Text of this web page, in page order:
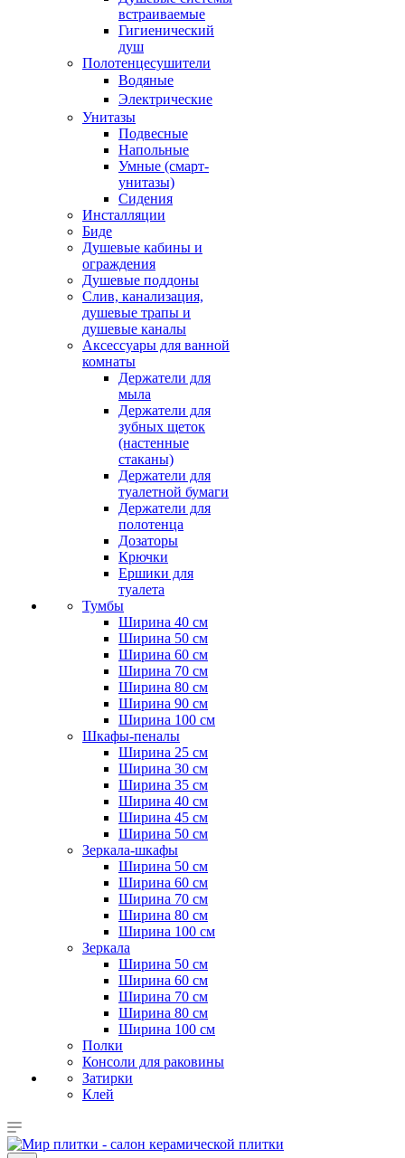
встраиваемые
Гигиенический
душ
Полотенцесушители
ㅤВодяные
ㅤЭлектрические
Унитазы
Подвесные
Напольные
Умные (смарт-
унитазы)
Сидения
Инсталляции
Биде
Душевые кабины и
ограждения
Душевые поддоны
Слив, канализация,
душевые трапы и
душевые каналы
Аксессуары для ванной
комнаты
Держатели для
мыла
Держатели для
зубных щеток
(настенные
стаканы)
Держатели для
туалетной бумаги
Держатели для
полотенца
Дозаторы
Крючки
Ершики для
туалета
Тумбы
Ширина 40 см
Ширина 50 см
Ширина 60 см
Ширина 70 см
Ширина 80 см
Ширина 90 см
Ширина 100 см
Шкафы-пеналы
Ширина 25 см
Ширина 30 см
Ширина 35 см
Ширина 40 см
Ширина 45 см
Ширина 50 см
Зеркала-шкафы
Ширина 50 см
Ширина 60 см
Ширина 70 см
Ширина 80 см
Ширина 100 см
Зеркала
Ширина 50 см
Ширина 60 см
Ширина 70 см
Ширина 80 см
Ширина 100 см
Полки
Консоли для раковины
Затирки
Клей